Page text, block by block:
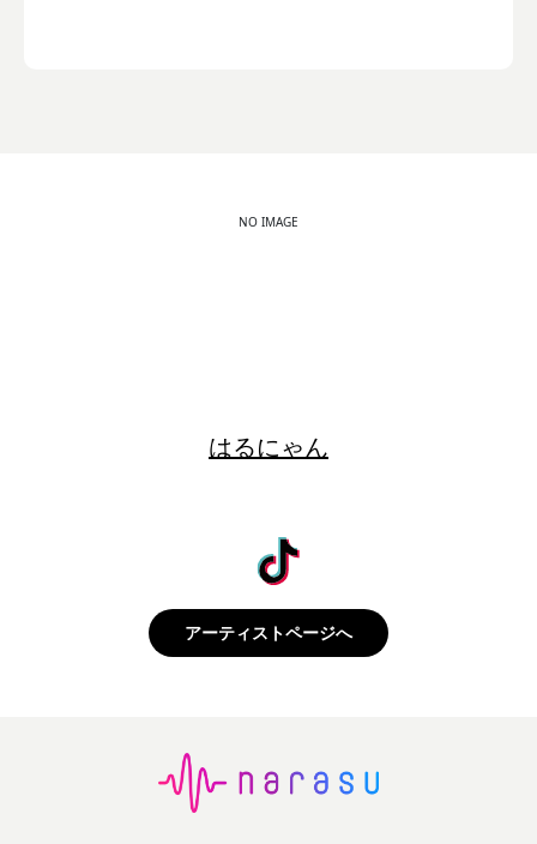
NO IMAGE
はるにゃん
アーティストページへ